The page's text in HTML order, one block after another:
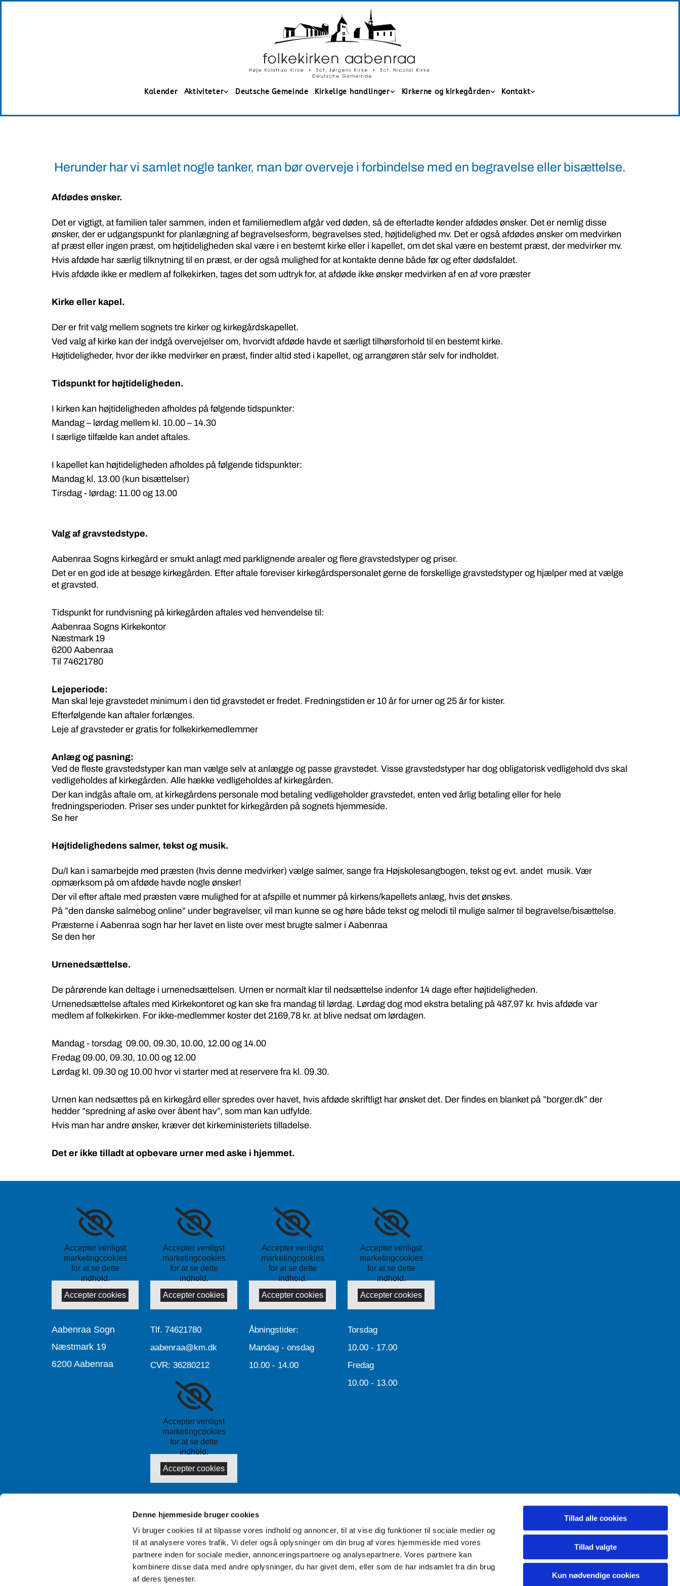
Denne hjemmeside bruger cookies
Vi bruger cookies til at tilpasse vores indhold og annoncer, til at vise dig funktioner til sociale medier og
til at analysere vores trafik. Vi deler også oplysninger om din brug af vores hjemmeside med vores
partnere inden for sociale medier, annonceringspartnere og analysepartnere. Vores partnere kan
kombinere disse data med andre oplysninger, du har givet dem, eller som de har indsamlet fra din brug
af deres tjenester.
Tillad alle cookies
Tillad valgte
Kun nødvendige cookies
Kalender Aktiviteter Deutsche Gemeinde Kirkelige handlinger Kirkerne og kirkegården Kontakt
Herunder har vi samlet nogle tanker, man bør overveje i forbindelse med en begravelse eller bisættelse.
Afdødes ønsker.
Det er vigtigt, at familien taler sammen, inden et familiemedlem afgår ved døden, så de efterladte kender afdødes ønsker. Det er nemlig disse
ønsker, der er udgangspunkt for planlægning af begravelsesform, begravelses sted, højtidelighed mv. Det er også afdødes ønsker om medvirken
af præst eller ingen præst, om højtideligheden skal være i en bestemt kirke eller i kapellet, om det skal være en bestemt præst, der medvirker mv.
Hvis afdøde har særlig tilknytning til en præst, er der også mulighed for at kontakte denne både før og efter dødsfaldet.
Hvis afdøde ikke er medlem af folkekirken, tages det som udtryk for, at afdøde ikke ønsker medvirken af en af vore præster
Kirke eller kapel.
Der er frit valg mellem sognets tre kirker og kirkegårdskapellet.
Ved valg af kirke kan der indgå overvejelser om, hvorvidt afdøde havde et særligt tilhørsforhold til en bestemt kirke.
Højtideligheder, hvor der ikke medvirker en præst, finder altid sted i kapellet, og arrangøren står selv for indholdet.
Tidspunkt for højtideligheden.
I kirken kan højtideligheden afholdes på følgende tidspunkter:
Mandag – lørdag mellem kl. 10.00 – 14.30
I særlige tilfælde kan andet aftales.
I kapellet kan højtideligheden afholdes på følgende tidspunkter:
Mandag kl. 13.00 (kun bisættelser)
Tirsdag - lørdag: 11.00 og 13.00
Valg af gravstedstype.
Aabenraa Sogns kirkegård er smukt anlagt med parklignende arealer og flere gravstedstyper og priser.
Det er en god ide at besøge kirkegården. Efter aftale foreviser kirkegårdspersonalet gerne de forskellige gravstedstyper og hjælper med at vælge
et gravsted.
Tidspunkt for rundvisning på kirkegården aftales ved henvendelse til:
Aabenraa Sogns Kirkekontor
Næstmark 19
6200 Aabenraa
Til 74621780
Lejeperiode:
Man skal leje gravstedet minimum i den tid gravstedet er fredet. Fredningstiden er 10 år for urner og 25 år for kister.
Efterfølgende kan aftaler forlænges.
Leje af gravsteder er gratis for folkekirkemedlemmer
Anlæg og pasning:
Ved de fleste gravstedstyper kan man vælge selv at anlægge og passe gravstedet. Visse gravstedstyper har dog obligatorisk vedligehold dvs skal
vedligeholdes af kirkegården. Alle hække vedligeholdes af kirkegården.
Der kan indgås aftale om, at kirkegårdens personale mod betaling vedligeholder gravstedet, enten ved årlig betaling eller for hele
fredningsperioden. Priser ses under punktet for kirkegården på sognets hjemmeside.
Se her
Højtidelighedens salmer, tekst og musik.
Du/I kan i samarbejde med præsten (hvis denne medvirker) vælge salmer, sange fra Højskolesangbogen, tekst og evt. andet musik. Vær
opmærksom på om afdøde havde nogle ønsker!
Der vil efter aftale med præsten være mulighed for at afspille et nummer på kirkens/kapellets anlæg, hvis det ønskes.
På ”den danske salmebog online” under begravelser, vil man kunne se og høre både tekst og melodi til mulige salmer til begravelse/bisættelse.
Præsterne i Aabenraa sogn har her lavet en liste over mest brugte salmer i Aabenraa
Se den her
Urnenedsættelse.
De pårørende kan deltage i urnenedsættelsen. Urnen er normalt klar til nedsættelse indenfor 14 dage efter højtideligheden.
Urnenedsættelse aftales med Kirkekontoret og kan ske fra mandag til lørdag. Lørdag dog mod ekstra betaling på 487,97 kr. hvis afdøde var
medlem af folkekirken. For ikke-medlemmer koster det 2169,78 kr. at blive nedsat om lørdagen.
Mandag - torsdag 09.00, 09.30, 10.00, 12.00 og 14.00
Fredag 09.00, 09.30, 10.00 og 12.00
Lørdag kl. 09.30 og 10.00 hvor vi starter med at reservere fra kl. 09.30.
Urnen kan nedsættes på en kirkegård eller spredes over havet, hvis afdøde skriftligt har ønsket det. Der findes en blanket på ”borger.dk” der
hedder ”spredning af aske over åbent hav”, som man kan udfylde.
Hvis man har andre ønsker, kræver det kirkeministeriets tilladelse.
Det er ikke tilladt at opbevare urner med aske i hjemmet.
Accepter venligst
marketingcookies
for at se dette
indhold.
Accepter cookies
Aabenraa Sogn
Næstmark 19
6200 Aabenraa
Accepter venligst
marketingcookies
for at se dette
indhold.
Accepter cookies
Tlf. 74621780
aabenraa@km.dk
CVR: 36280212
Accepter venligst
marketingcookies
for at se dette
indhold.
Accepter cookies
Accepter venligst
marketingcookies
for at se dette
indhold.
Accepter cookies
Åbningstider:
Mandag - onsdag
10.00 - 14.00
Accepter venligst
marketingcookies
for at se dette
indhold.
Accepter cookies
Torsdag
10.00 - 17.00
Fredag
10.00 - 13.00
Tilgængelighedserklæring